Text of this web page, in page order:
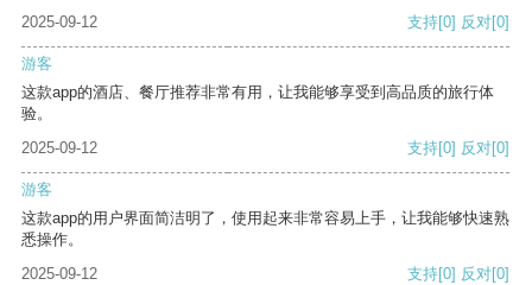
2025-09-12 支持[0] 反对[0]
游客
这款app的酒店、餐厅推荐非常有用，让我能够享受到高品质的旅行体
验。
2025-09-12
支持[0] 反对[0]
游客
这款app的用户界面简洁明了，使用起来非常容易上手，让我能够快速熟
悉操作。
2025-09-12
支持[0] 反对[0]